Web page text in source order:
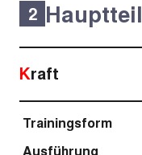
2 Hauptteil
Kraft
Trainingsform
Ausführung